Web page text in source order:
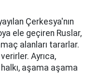
Çerkesya'nın
ele geçiren Ruslar,
alanları tararlar.
Ayrıca,
halkı, aşama aşama